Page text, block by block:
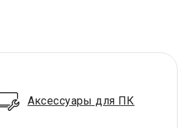
Аксессуары для ПК